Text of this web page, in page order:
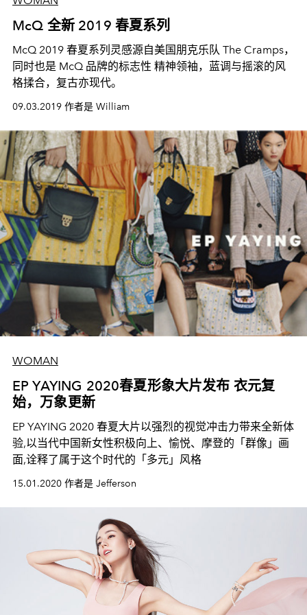
McQ 全新 2019 春夏系列
McQ 2019 春夏系列灵感源自美国朋克乐队 The Cramps，
同时也是 McQ 品牌的标志性 精神领袖，蓝调与摇滚的风
格揉合，复古亦现代。
09.03.2019 作者是 William
WOMAN
EP YAYING 2020春夏形象大片发布 衣元复
始，万象更新
EP YAYING 2020 春夏大片以强烈的视觉冲击力带来全新体
验,以当代中国新女性积极向上、愉悦、摩登的「群像」画
面,诠释了属于这个时代的「多元」风格
15.01.2020 作者是 Jefferson